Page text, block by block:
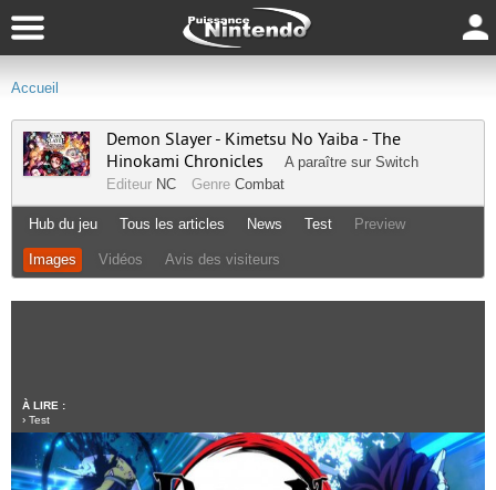
Accueil
Demon Slayer - Kimetsu No Yaiba - The
Hinokami Chronicles
A paraître sur Switch
Editeur NC Genre Combat
Hub du jeu Tous les articles News Test Preview
Images Vidéos Avis des visiteurs
À LIRE :
› Test